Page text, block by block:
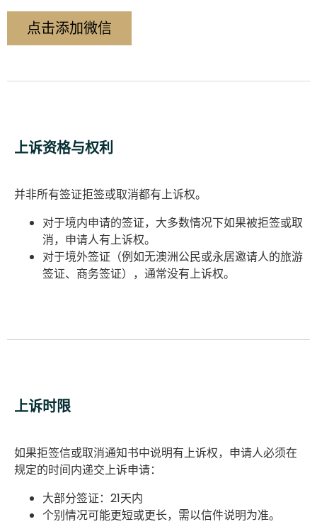
点击添加微信
上诉资格与权利
并非所有签证拒签或取消都有上诉权。
对于境内申请的签证，大多数情况下如果被拒签或取
消，申请人有上诉权。
对于境外签证（例如无澳洲公民或永居邀请人的旅游
签证、商务签证），通常没有上诉权。
上诉时限
如果拒签信或取消通知书中说明有上诉权，申请人必须在
规定的时间内递交上诉申请：
大部分签证：21天内
个别情况可能更短或更长，需以信件说明为准。